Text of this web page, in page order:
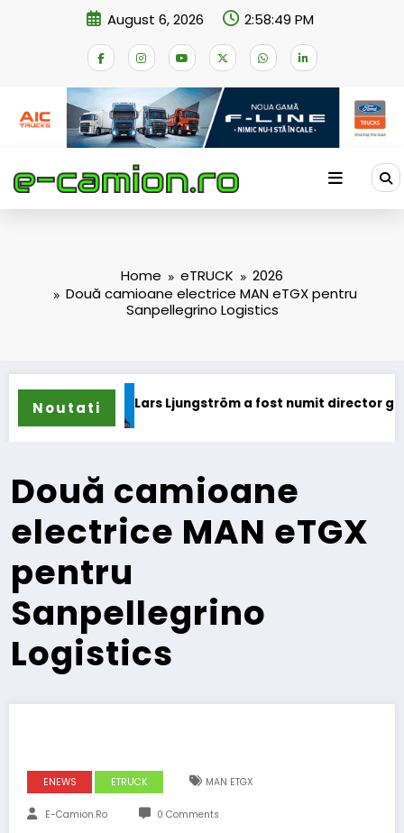
August 6, 2026 2:58:50 PM
Home eTRUCK
2026
Două camioane electrice MAN eTGX pentru
Sanpellegrino Logistics
Noutati
Ljungström a fost numit director general (CFO) pentru
Două camioane
electrice MAN eTGX
pentru
Sanpellegrino
Logistics
ENEWS ETRUCK MAN ETGX
E-Camion.ro 0 Comments